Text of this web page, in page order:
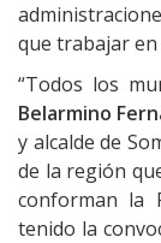
que trabajar en
“Todos los
Belarmino
y alcalde de
de la región
conforman la
tenido la